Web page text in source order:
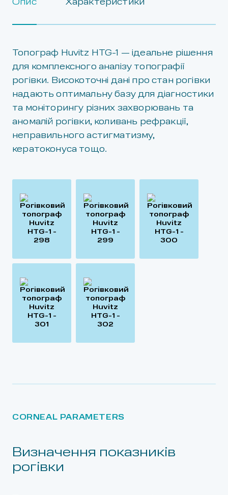
Опис Характеристики
Топограф Huvitz HTG-1 — ідеальне рішення
для комплексного аналізу топографії
рогівки. Високоточні дані про стан рогівки
надають оптимальну базу для діагностики
та моніторингу різних захворювань та
аномалій рогівки, коливань рефракції,
неправильного астигматизму,
кератоконуса тощо.
СORNEAL PARAMETERS
Визначення показників
рогівки